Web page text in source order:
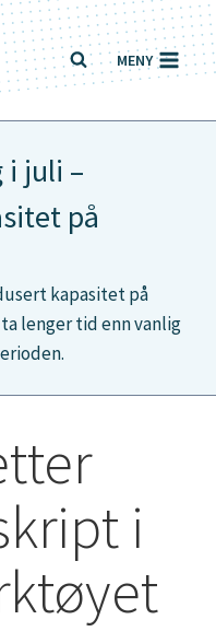
MENY
i juli –
på
kapasitet på
lenger tid enn vanlig
i